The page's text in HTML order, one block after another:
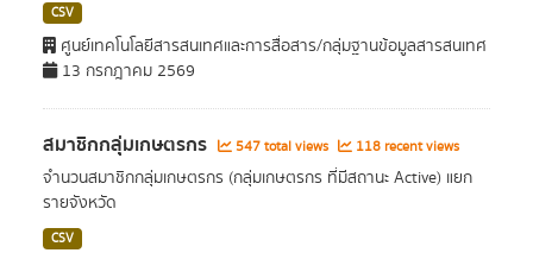
CSV
ศูนย์เทคโนโลยีสารสนเทศและการสื่อสาร/กลุ่มฐานข้อมูลสารสนเทศ
13 กรกฎาคม 2569
สมาชิกกลุ่มเกษตรกร 547 total views 118 recent views
จำนวนสมาชิกกลุ่มเกษตรกร (กลุ่มเกษตรกร ที่มีสถานะ Active) แยก
รายจังหวัด
CSV